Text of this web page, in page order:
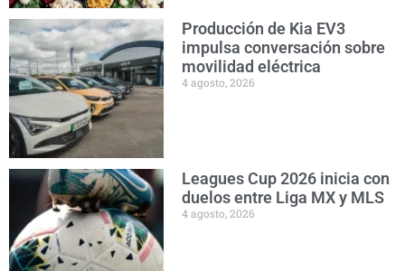
Producción de Kia EV3
impulsa conversación sobre
movilidad eléctrica
4 agosto, 2026
Leagues Cup 2026 inicia con
duelos entre Liga MX y MLS
4 agosto, 2026